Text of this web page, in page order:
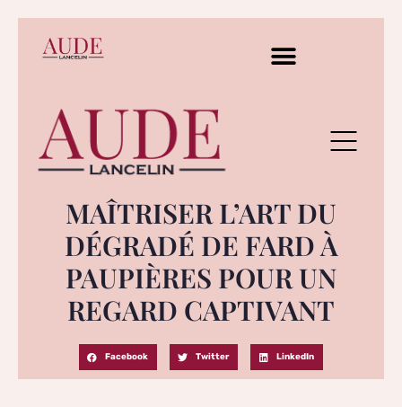
MAÎTRISER L’ART DU
DÉGRADÉ DE FARD À
PAUPIÈRES POUR UN
REGARD CAPTIVANT
Facebook Twitter LinkedIn